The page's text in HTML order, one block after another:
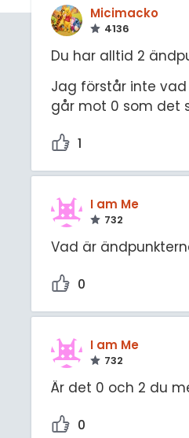
Micimacko
4136
Du har alltid 2
Jag förstår inte
går mot 0 som det
1
I am Me
732
Vad är
0
I am Me
732
Är det 0 och 2 du
0